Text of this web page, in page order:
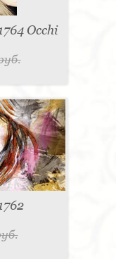
Occhi